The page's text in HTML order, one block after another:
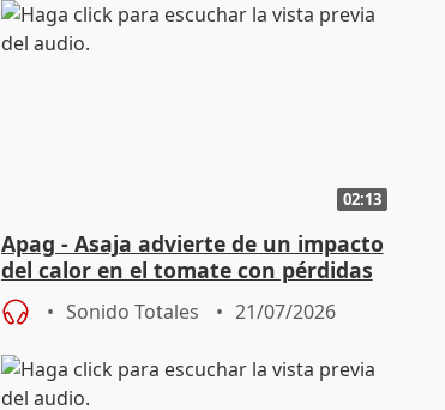
02:13
Apag - Asaja advierte de un impacto
del calor en el tomate con pérdidas
"por encima del 30%"
Sonido Totales 21/07/2026